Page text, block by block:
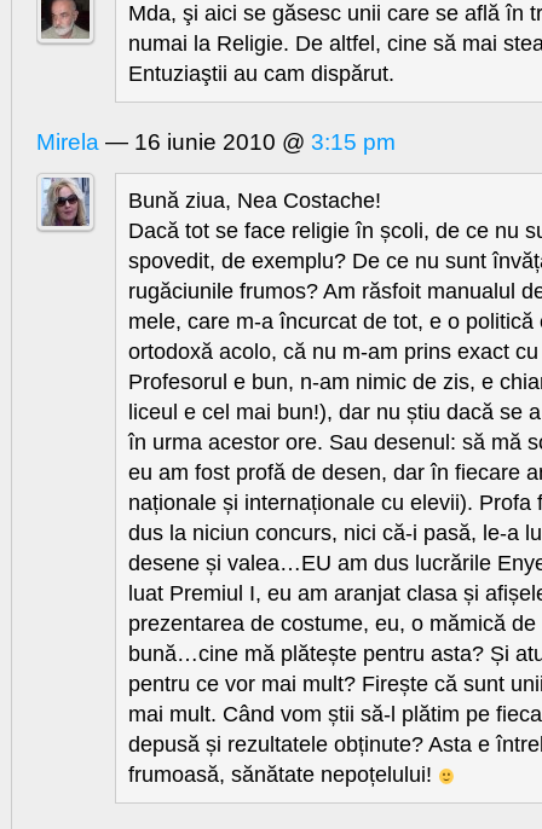
Mda, şi aici se găsesc unii care se află în
numai la Religie. De altfel, cine să mai
Entuziaştii au cam dispărut.
Mirela — 16 iunie 2010 @ 3:15 pm
Bună ziua, Nea Costache!
Dacă tot se face religie în școli, de ce nu
spovedit, de exemplu? De ce nu sunt
rugăciunile frumos? Am răsfoit manualul
mele, care m-a încurcat de tot, e o politică
ortodoxă acolo, că nu m-am prins exact cu
Profesorul e bun, n-am nimic de zis, e
liceul e cel mai bun!), dar nu știu dacă se
în urma acestor ore. Sau desenul: să mă
eu am fost profă de desen, dar în fiecare
naționale și internaționale cu elevii). Profa
dus la niciun concurs, nici că-i pasă, le-a
desene și valea…EU am dus lucrările
luat Premiul I, eu am aranjat clasa și
prezentarea de costume, eu, o mămică
bună…cine mă plătește pentru asta? Și
pentru ce vor mai mult? Firește că sunt
mai mult. Când vom știi să-l plătim pe
depusă și rezultatele obținute? Asta e
frumoasă, sănătate nepoțelului!